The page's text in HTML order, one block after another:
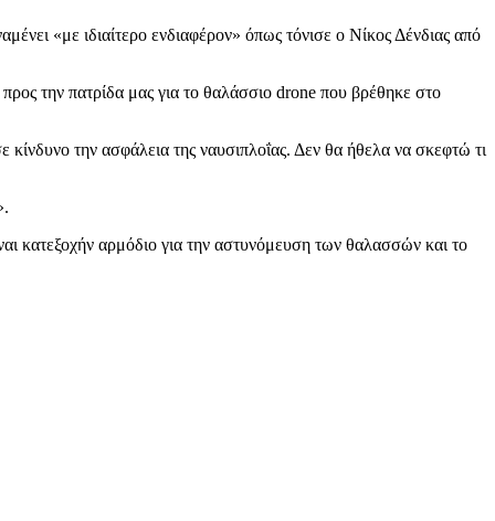
«με ιδιαίτερο ενδιαφέρον» όπως τόνισε ο Νίκος Δένδιας από
την πατρίδα μας για το θαλάσσιο drone που βρέθηκε στο
την ασφάλεια της ναυσιπλοΐας. Δεν θα ήθελα να σκεφτώ τι
κατεξοχήν αρμόδιο για την αστυνόμευση των θαλασσών και το